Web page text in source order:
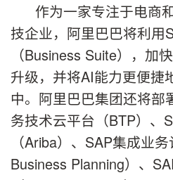
作为一家专注于电商
技企业，阿里巴巴将利用
（Business Suite），加
升级，并将AI能力更便捷
中。阿里巴巴集团还将部
务技术云平台（BTP）、
（Ariba）、SAP集成业
Business Planning）、